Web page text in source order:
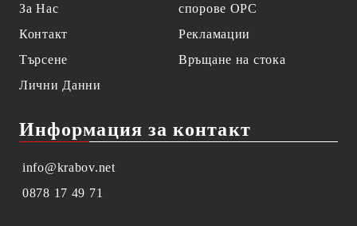
За Нас
Контакт
Търсене
Лични Данни
спорове OPC
Рекламации
Връщане на стока
Информация за контакт
info@krabov.net
0878 17 49 71